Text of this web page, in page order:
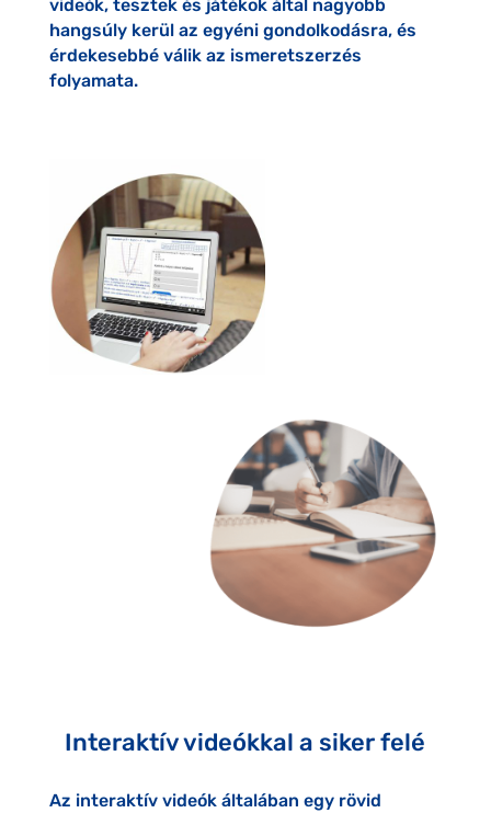
videók, tesztek és játékok által nagyobb
hangsúly kerül az egyéni gondolkodásra, és
érdekesebbé válik az ismeretszerzés
folyamata.
Interaktív videókkal a siker felé
Az interaktív videók általában egy rövid